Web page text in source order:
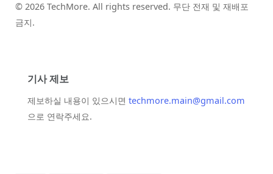
© 2026 TechMore. All rights reserved. 무단 전재 및 재배포
금지.
기사 제보
제보하실 내용이 있으시면 techmore.main@gmail.com
으로 연락주세요.